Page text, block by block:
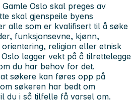
Oslo skal preges av
skal gjenspeile byens
alle som er kvalifisert til å søke
funksjonsevne, kjønn,
religion eller etnisk
legger vekt på å tilrettelegge
du har behov for det.
søkere kan føres opp på
søkeren har bedt om
du i så tilfelle få varsel om.